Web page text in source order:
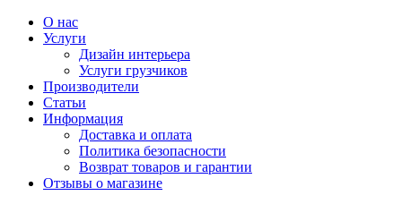
О нас
Услуги
Дизайн интерьера
Услуги грузчиков
Производители
Статьи
Информация
Доставка и оплата
Политика безопасности
Возврат товаров и гарантии
Отзывы о магазине